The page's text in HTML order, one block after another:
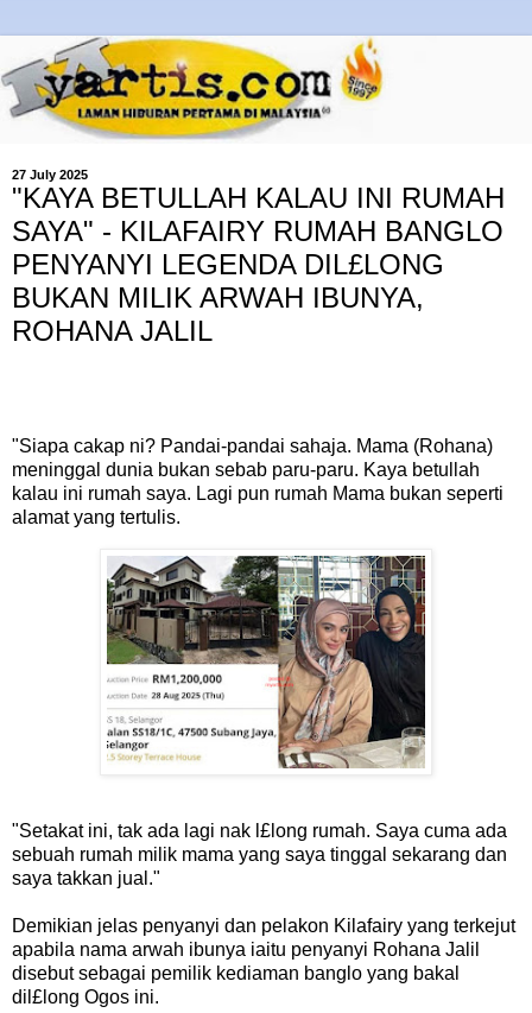
27 July 2025
"KAYA BETULLAH KALAU INI RUMAH
SAYA" - KILAFAIRY RUMAH BANGLO
PENYANYI LEGENDA DIL£LONG
BUKAN MILIK ARWAH IBUNYA,
ROHANA JALIL
"Siapa cakap ni? Pandai-pandai sahaja. Mama (Rohana)
meninggal dunia bukan sebab paru-paru. Kaya betullah
kalau ini rumah saya. Lagi pun rumah Mama bukan seperti
alamat yang tertulis.
"Setakat ini, tak ada lagi nak l£long rumah. Saya cuma ada
sebuah rumah milik mama yang saya tinggal sekarang dan
saya takkan jual."
Demikian jelas penyanyi dan pelakon Kilafairy yang terkejut
apabila nama arwah ibunya iaitu penyanyi Rohana Jalil
disebut sebagai pemilik kediaman banglo yang bakal
dil£long Ogos ini.